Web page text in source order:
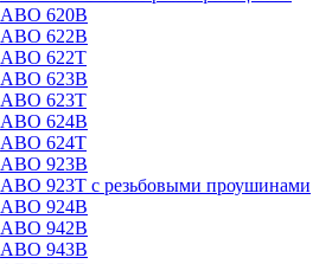
ABO 620B
ABO 622B
ABO 622T
ABO 623B
ABO 623T
ABO 624В
ABO 624Т
ABO 923B
ABO 923Т с резьбовыми проушинами
ABO 924B
ABO 942B
ABO 943B